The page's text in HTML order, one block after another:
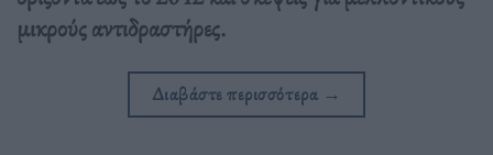
μικρούς αντιδραστήρες.
Διαβάστε περισσότερα →